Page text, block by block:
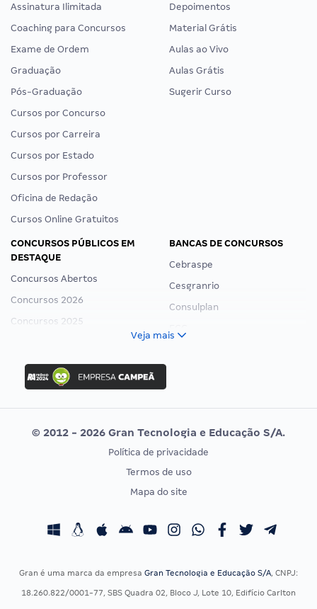
Assinatura Ilimitada
Coaching para Concursos
Exame de Ordem
Graduação
Pós-Graduação
Cursos por Concurso
Cursos por Carreira
Cursos por Estado
Cursos por Professor
Oficina de Redação
Cursos Online Gratuitos
Depoimentos
Material Grátis
Aulas ao Vivo
Aulas Grátis
Sugerir Curso
CONCURSOS PÚBLICOS EM
DESTAQUE
Concursos Abertos
Concursos 2026
Concursos 2025
Concurso Ibama
Concurso MPU
Editais publicados
BANCAS DE CONCURSOS
Cebraspe
Cesgranrio
Consulplan
Vunesp
CONCURSOS POR PROFISSÃO
Concursos Fiscais
EXAME DE ORDEM
Calendário OAB
Veja mais
© 2012 - 2026 Gran Tecnologia e Educação S/A.
Política de privacidade
Termos de uso
Mapa do site
Gran é uma marca da empresa Gran Tecnologia e Educação S/A, CNPJ:
18.260.822/0001-77, SBS Quadra 02, Bloco J, Lote 10, Edifício Carlton